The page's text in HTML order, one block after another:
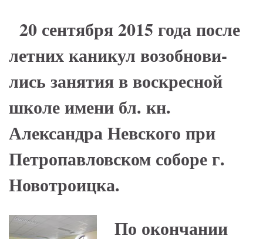
20 сентября 2015 года по­сле
лет­них ка­ни­кул воз­об­но­ви­
лись за­ня­тия в вос­крес­ной
шко­ле имени бл. кн.
Александра Невского при
Петропавловском соборе г.
Новотроицка.
По окончании